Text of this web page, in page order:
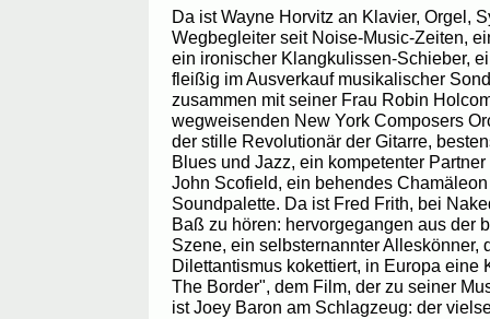
Da ist Wayne Horvitz an Klavier, Orgel,
Wegbegleiter seit Noise-Music-Zeiten,
ein ironischer Klangkulissen-Schieber,
fleißig im Ausverkauf musikalischer
zusammen mit seiner Frau Robin
wegweisenden New York Composers
der stille Revolutionär der Gitarre,
Blues und Jazz, ein kompetenter
John Scofield, ein behendes
Soundpalette. Da ist Fred Frith, bei
Baß zu hören: hervorgegangen aus der
Szene, ein selbsternannter Alleskönner,
Dilettantismus kokettiert, in Europa eine
The Border", dem Film, der zu seiner
ist Joey Baron am Schlagzeug: der